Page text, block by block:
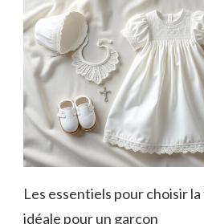
Les essentiels pour choisir
idéale pour un garçon